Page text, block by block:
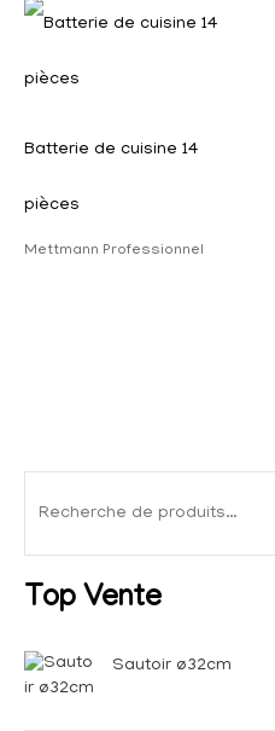
u
Top Vente
Sautoir ø32cm
Batterie de cuisine 14
pièces
Mettmann Professionnel